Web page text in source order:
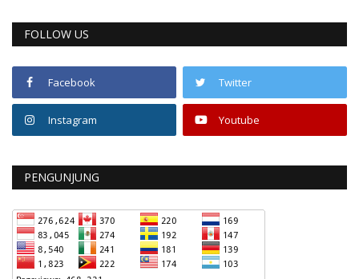
FOLLOW US
Facebook Twitter
Instagram Youtube
PENGUNJUNG